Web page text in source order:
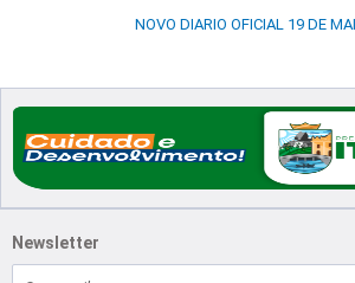
NOVO DIARIO OFICIAL 19 DE
Newsletter